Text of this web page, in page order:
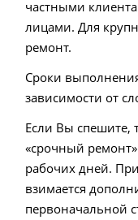
частными
лицами. Для
ремонт.
Сроки
зависимости от
Если Вы спешите,
«срочный
рабочих дней.
взимается
первоначальной